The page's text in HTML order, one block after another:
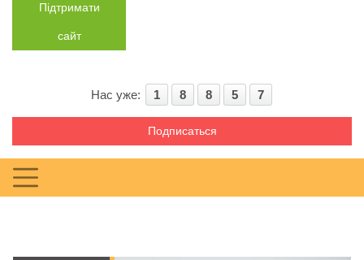
Підтримати
сайт
Нас уже: 1 8 8 5 7
Подписаться